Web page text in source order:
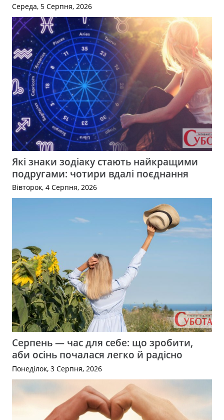
Середа, 5 Серпня, 2026
Які знаки зодіаку стають найкращими
подругами: чотири вдалі поєднання
Вівторок, 4 Серпня, 2026
Серпень — час для себе: що зробити,
аби осінь почалася легко й радісно
Понеділок, 3 Серпня, 2026